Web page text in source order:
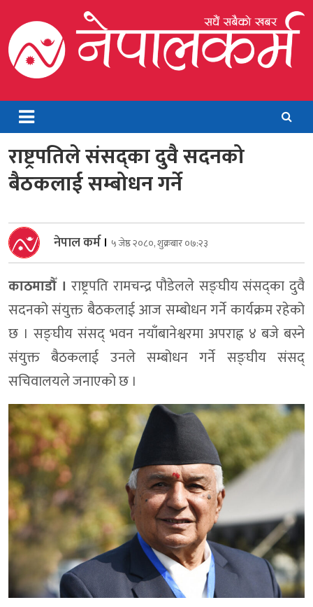
to
content
Nepalkarma
राष्ट्रपतिले संसद्का दुवै सदनको
बैठकलाई सम्बोधन गर्ने
नेपाल कर्म। ५ जेष्ठ २०८०, शुक्रबार ०७:२३
काठमाडौँ । राष्ट्रपति रामचन्द्र पौडेलले सङ्घीय संसद्का दुवै
सदनको संयुक्त बैठकलाई आज सम्बोधन गर्ने कार्यक्रम रहेको
छ । सङ्घीय संसद् भवन नयाँबानेश्वरमा अपराह्न ४ बजे बस्ने
संयुक्त बैठकलाई उनले सम्बोधन गर्ने सङ्घीय संसद्
सचिवालयले जनाएको छ ।